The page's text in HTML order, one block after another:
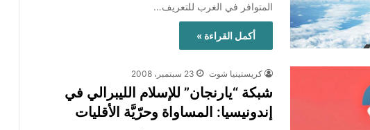
المتوافر في الغرب للتعريف…
أكمل القراءة »
كريستينيا شوت 23 سبتمبر، 2008
شبكة “يارنجان” للإسلام الليبرالي في
إندونيسيا: المساواة وحرّيَّة الأقليات